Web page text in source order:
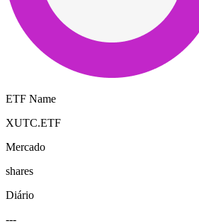
ETF Name
XUTC.ETF
Mercado
shares
Diário
---